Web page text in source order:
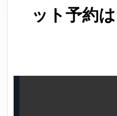
ット予約は